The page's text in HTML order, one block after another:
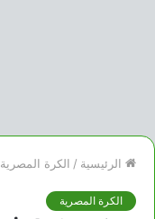
الرئيسية / الكرة المصرية
الكرة المصرية